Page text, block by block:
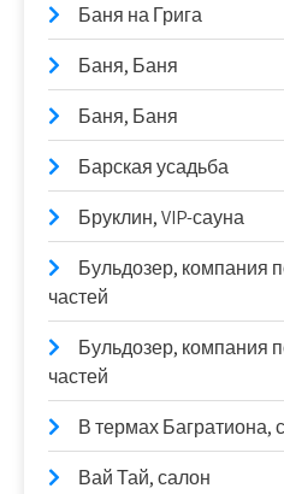
Баня на Грига
Баня, Баня
Баня, Баня
Барская усадьба
Бруклин, VIP-сауна
Бульдозер, компания
частей
Бульдозер, компания
частей
В термах Багратиона,
Вай Тай, салон